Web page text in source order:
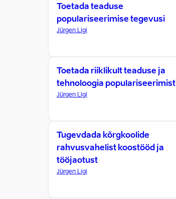
Toetada teaduse
populariseerimise tegevusi
Jürgen Ligi
Toetada riiklikult teaduse ja
tehnoloogia populariseerimist
Jürgen Ligi
Tugevdada kõrgkoolide
rahvusvahelist koostööd ja
tööjaotust
Jürgen Ligi